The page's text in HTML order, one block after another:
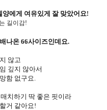
에게 여유있게 잘 맞았어요!
길이감!
나온 66사이즈인데요.
않고
깊지 않아서
함 없구요.
치하기 딱 좋은 핏이라
거 같아요!